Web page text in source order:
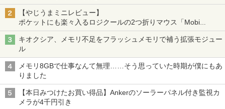
【やじうまミニレビュー】
ポケットにも楽々入るロジクールの2つ折りマウス「Mobi
Fold」。その気になるギミックとは？
キオクシア、メモリ不足をフラッシュメモリで補う拡張モジュー
ル
メモリ8GBで仕事なんて無理……そう思っていた時期が僕にもあ
りました
【本日みつけたお買い得品】Ankerのソーラーパネル付き監視カ
メラが4千円引き